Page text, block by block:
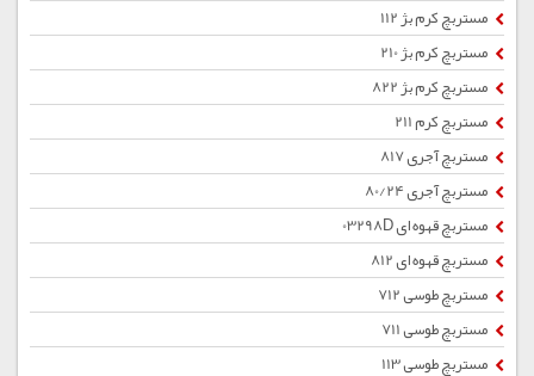
مستربچ کرم بژ 112
مستربچ کرم بژ 210
مستربچ کرم بژ 822
مستربچ کرم 211
مستربچ آجری 817
مستربچ آجری 80/24
مستربچ قهوه ای 03298D
مستربچ قهوه ای 812
مستربچ طوسی 712
مستربچ طوسی 711
مستربچ طوسی 113